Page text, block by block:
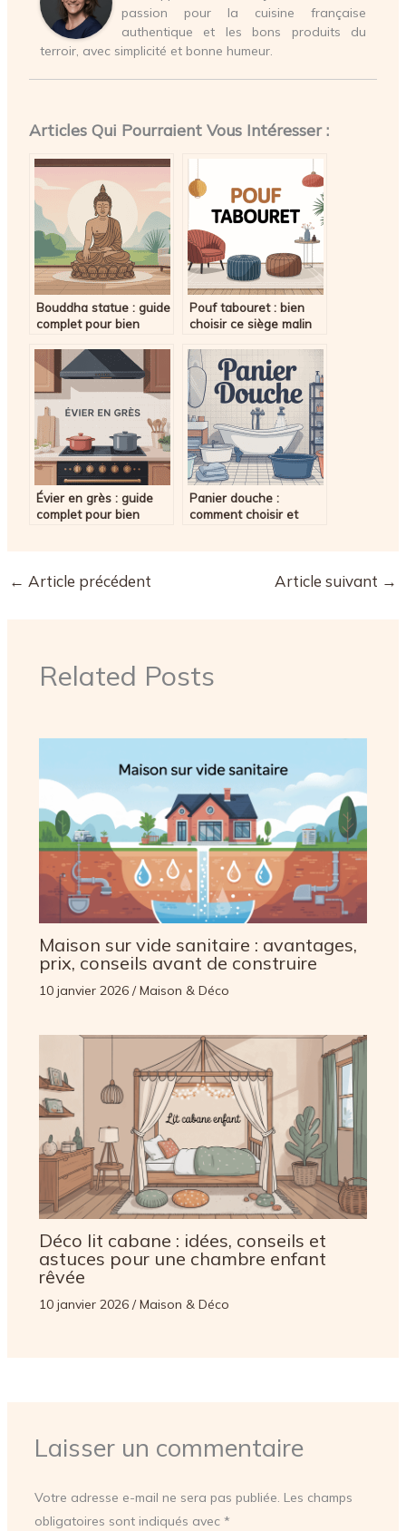
passion pour la cuisine française
authentique et les bons produits du
terroir, avec simplicité et bonne humeur.
Articles Qui Pourraient Vous Intéresser :
Bouddha statue : guide
complet pour bien
chez soi
Pouf tabouret : bien
choisir ce siège malin
espace
Évier en grès : guide
complet pour bien
Panier douche :
comment choisir et
← Article précédent Article suivant →
Related Posts
Maison sur vide sanitaire : avantages,
prix, conseils avant de construire
10 janvier 2026 /Maison & Déco
Déco lit cabane : idées, conseils et
astuces pour une chambre enfant
rêvée
10 janvier 2026 /Maison & Déco
Laisser un commentaire
Votre adresse e-mail ne sera pas publiée. Les champs
obligatoires sont indiqués avec *